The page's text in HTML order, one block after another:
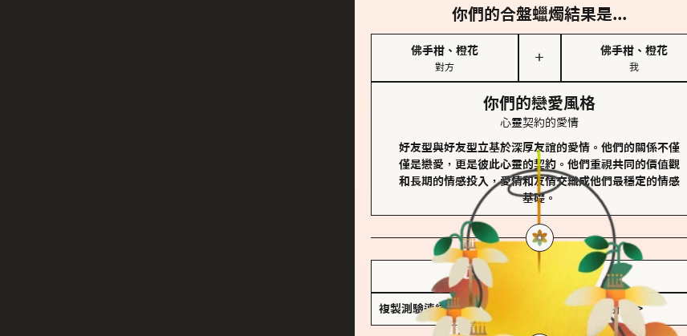
你們的合盤蠟燭結果是...
佛手柑、橙花
對方
＋
佛手柑、橙花
我
你們的戀愛風格
心靈契約的愛情
好友型與好友型立基於深厚友誼的愛情。他們的關係不僅
僅是戀愛，更是彼此心靈的契約。他們重視共同的價值觀
和長期的情感投入，愛情和友情交織成他們最穩定的情感
基礎。
複製測驗連結 查看香氛類型全解析 >>>